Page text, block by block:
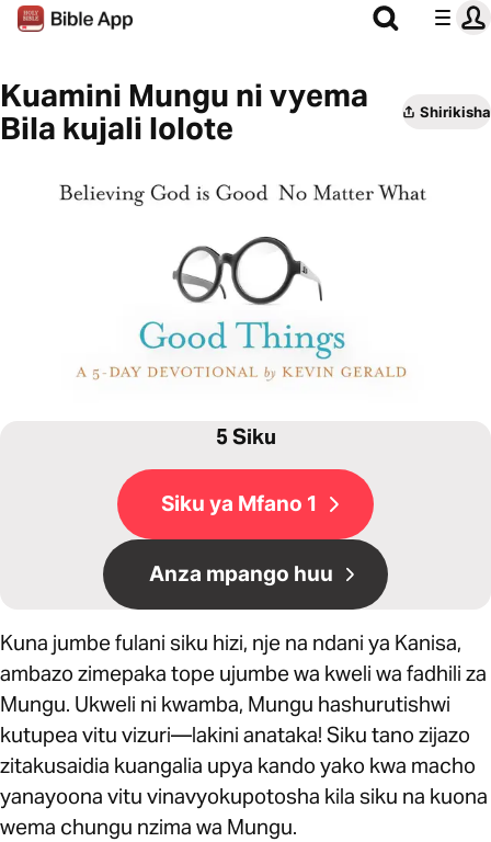
Kuamini Mungu ni vyema
Bila kujali lolote
Shirikisha
5 Siku
Siku ya Mfano 1
Anza mpango huu
Kuna jumbe fulani siku hizi, nje na ndani ya Kanisa,
ambazo zimepaka tope ujumbe wa kweli wa fadhili za
Mungu. Ukweli ni kwamba, Mungu hashurutishwi
kutupea vitu vizuri—lakini anataka! Siku tano zijazo
zitakusaidia kuangalia upya kando yako kwa macho
yanayoona vitu vinavyokupotosha kila siku na kuona
wema chungu nzima wa Mungu.